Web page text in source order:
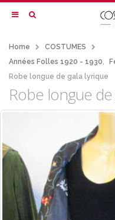
Home
COSTUMES
Années Folles 1920 - 1930,
Robe longue de gala lyrique
Robe longue